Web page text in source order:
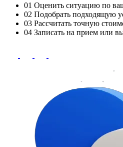
01 Оценить ситуацию по
02 Подобрать подходящую
03 Рассчитать точную
04 Записать на прием или